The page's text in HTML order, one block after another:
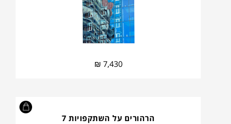
₪ 7,430
הרהורים על השתקפויות 7